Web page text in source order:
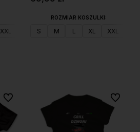
XXL
ROZMIAR KOSZULKI:
S M L XL XXL
Do ulubionych Do